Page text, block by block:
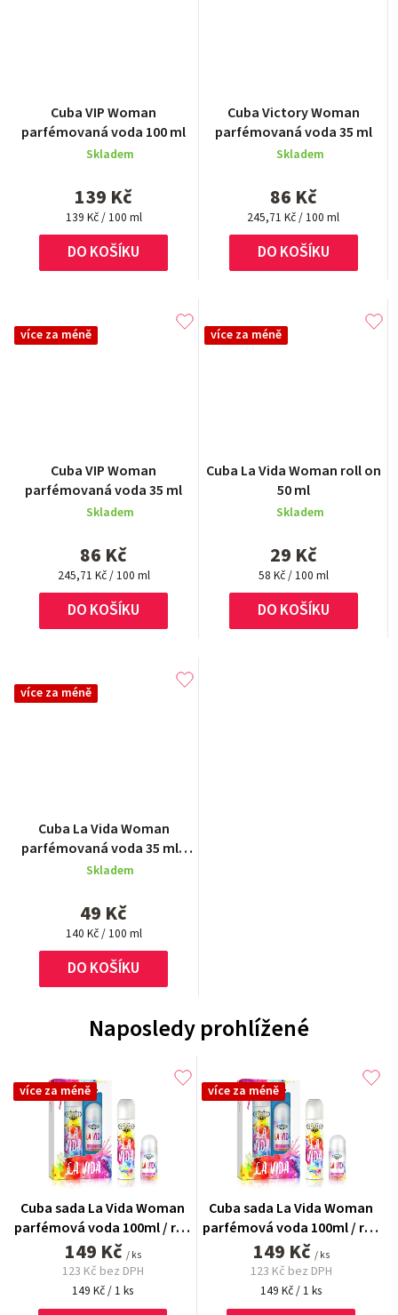
Cuba VIP Woman
parfémovaná voda 100 ml
Skladem
139 Kč
Měrná
cena:
139 Kč / 100 ml
DO KOŠÍKU
Cuba Victory Woman
parfémovaná voda 35 ml
hodnocení
produktu
je
z
5
hvězdiček.
Skladem
86 Kč
Měrná
cena:
245,71 Kč / 100 ml
DO KOŠÍKU
více za méně
Cuba VIP Woman
parfémovaná voda 35 ml
Skladem
86 Kč
Měrná
cena:
245,71 Kč / 100 ml
DO KOŠÍKU
více za méně
Cuba La Vida Woman roll on
50 ml
Skladem
29 Kč
Měrná
cena:
58 Kč / 100 ml
DO KOŠÍKU
více za méně
Cuba La Vida Woman
parfémovaná voda 35 ml -
bez obalu
Skladem
49 Kč
Měrná
cena:
140 Kč / 100 ml
DO KOŠÍKU
Naposledy prohlížené
více za méně
Cuba sada La Vida Woman
parfémová voda 100ml / roll
on 50 ml
149 Kč / ks
123 Kč bez DPH
Měrná
149 Kč / 1 ks
více za méně
Cuba sada La Vida Woman
parfémová voda 100ml / roll
on 50 ml
149 Kč / ks
123 Kč bez DPH
Měrná
149 Kč / 1 ks